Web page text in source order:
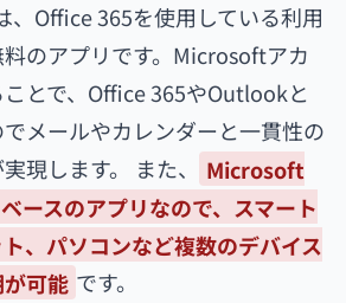
Office 365を使用している利用
のアプリです。Microsoftアカ
とで、Office 365やOutlookと
メールやカレンダーと一貫性の
現します。 また、
Microsoft
ースのアプリなので、スマート
、パソコンなど複数のデバイス
可能 です。